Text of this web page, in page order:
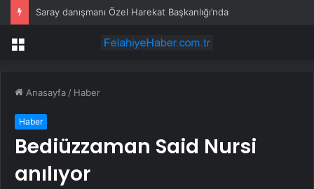
Saray danışmanı Özel Harekat Başkanlığı’nda
Menü
Anasayfa / Haber
Haber
Bediüzzaman Said Nursi
anılıyor